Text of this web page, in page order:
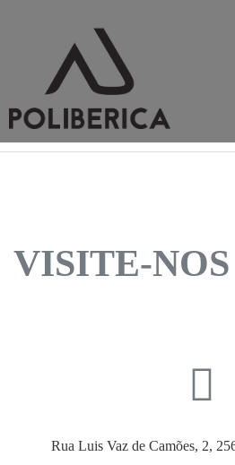
VISITE-NOS
Rua Luis Vaz de Camões, 2,